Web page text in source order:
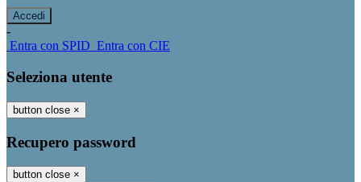
-
Entra con SPID Entra con CIE
Seleziona utente
button close ×
Recupero password
button close ×